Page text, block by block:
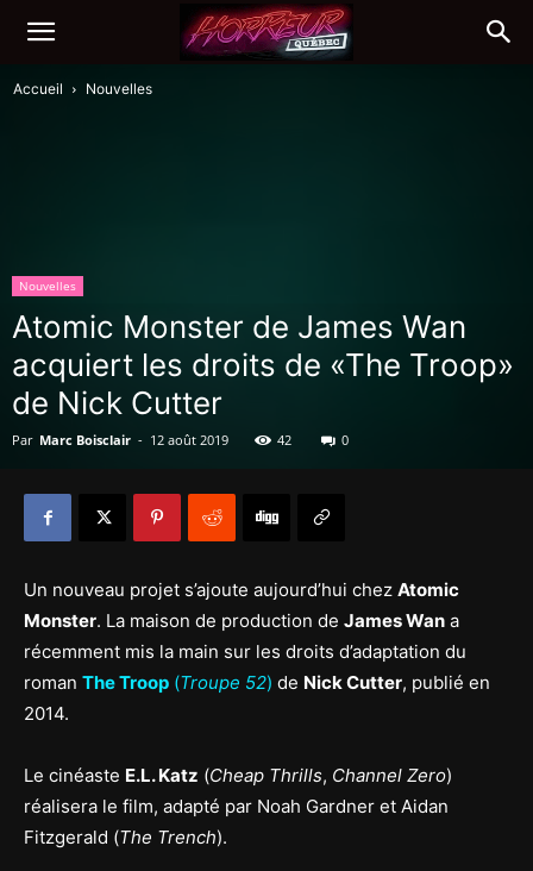
Accueil Nouvelles
Nouvelles
Atomic Monster de James Wan
acquiert les droits de «The Troop»
de Nick Cutter
Par Marc Boisclair - 12 août 2019 42 0
Un nouveau projet s’ajoute aujourd’hui chez Atomic
Monster. La maison de production de James Wan a
récemment mis la main sur les droits d’adaptation du
roman The Troop (Troupe 52) de Nick Cutter, publié en
2014.
Le cinéaste E.L. Katz (Cheap Thrills, Channel Zero)
réalisera le film, adapté par Noah Gardner et Aidan
Fitzgerald (The Trench).